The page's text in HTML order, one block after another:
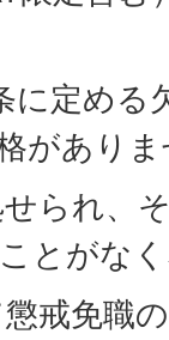
に定める
があり
られ、
とがな
戒免職